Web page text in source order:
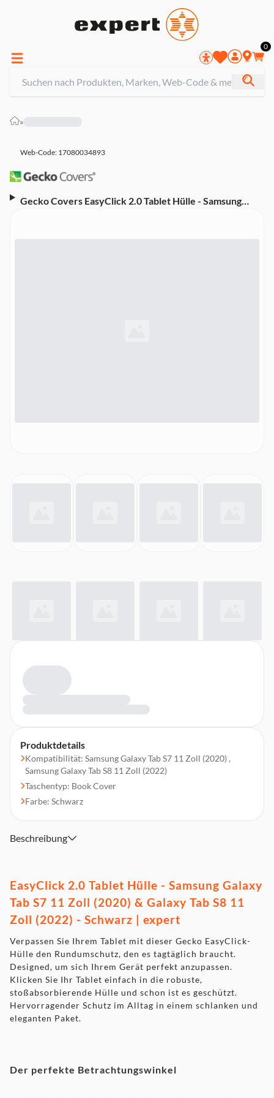
0
»
Web-Code: 17080034893
Gecko Covers EasyClick 2.0 Tablet Hülle - Samsung
Produktdetails
Kompatibilität: Samsung Galaxy Tab S7 11 Zoll (2020) ,
Samsung Galaxy Tab S8 11 Zoll (2022)
Taschentyp: Book Cover
Farbe: Schwarz
Beschreibung
EasyClick 2.0 Tablet Hülle - Samsung Galaxy
Tab S7 11 Zoll (2020) & Galaxy Tab S8 11
Zoll (2022) - Schwarz | expert
Verpassen Sie Ihrem Tablet mit dieser Gecko EasyClick-
Hülle den Rundumschutz, den es tagtäglich braucht.
Designed, um sich Ihrem Gerät perfekt anzupassen.
Klicken Sie Ihr Tablet einfach in die robuste,
stoßabsorbierende Hülle und schon ist es geschützt.
Hervorragender Schutz im Alltag in einem schlanken und
eleganten Paket.
Der perfekte Betrachtungswinkel